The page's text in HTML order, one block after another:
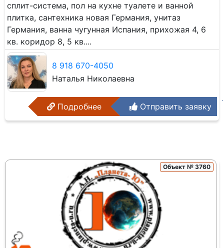
сплит-система, пол на кухне туалете и ванной
плитка, сантехника новая Германия, унитаз
Германия, ванна чугунная Испания, прихожая 4, 6
кв. коридор 8, 5 кв....
8 918 670-4050
Наталья Николаевна
Подробнее Отправить заявку
Объект № 3760